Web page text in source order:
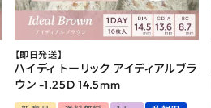
【即日発送】
ハイディ トーリック アイディアルブラ
ウン -1.25D 14.5mm